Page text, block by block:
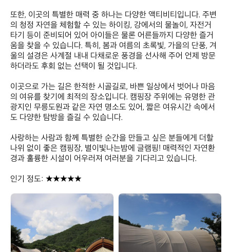
또한, 이곳의 특별한 매력 중 하나는 다양한 액티비티입니다. 주변
의 청정 자연을 체험할 수 있는 하이킹, 강에서의 물놀이, 자전거
타기 등이 준비되어 있어 아이들은 물론 어른들까지 다양한 즐거
움을 찾을 수 있습니다. 특히, 봄과 여름의 초록빛, 가을의 단풍, 겨
울의 설경은 사계절 내내 다채로운 풍경을 선사해 주어 언제 방문
하더라도 후회 없는 선택이 될 것입니다.
이곳으로 가는 길은 한적한 시골길로, 바쁜 일상에서 벗어나 마음
의 여유를 찾기에 최적의 장소입니다. 캠핑장 주위에는 유명한 관
광지인 무릉도원과 같은 자연 명소도 있어, 짧은 여유시간 속에서
도 다양한 탐방을 즐길 수 있습니다.
사랑하는 사람과 함께 특별한 순간을 만들고 싶은 분들에게 더할
나위 없이 좋은 캠핑장, 별이빛나는밤에 글램핑! 매력적인 자연환
경과 훌륭한 시설이 어우러져 여러분을 기다리고 있습니다.
인기 정도: ★★★★★
별
이
나
는
밤
별
빛
나
는